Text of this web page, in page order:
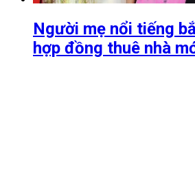
Người mẹ nổi tiếng
hợp đồng thuê nhà